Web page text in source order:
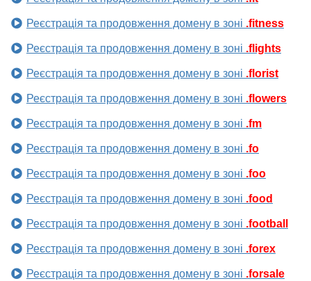
Реєстрація та продовження домену в зоні .fitness
Реєстрація та продовження домену в зоні .flights
Реєстрація та продовження домену в зоні .florist
Реєстрація та продовження домену в зоні .flowers
Реєстрація та продовження домену в зоні .fm
Реєстрація та продовження домену в зоні .fo
Реєстрація та продовження домену в зоні .foo
Реєстрація та продовження домену в зоні .food
Реєстрація та продовження домену в зоні .football
Реєстрація та продовження домену в зоні .forex
Реєстрація та продовження домену в зоні .forsale